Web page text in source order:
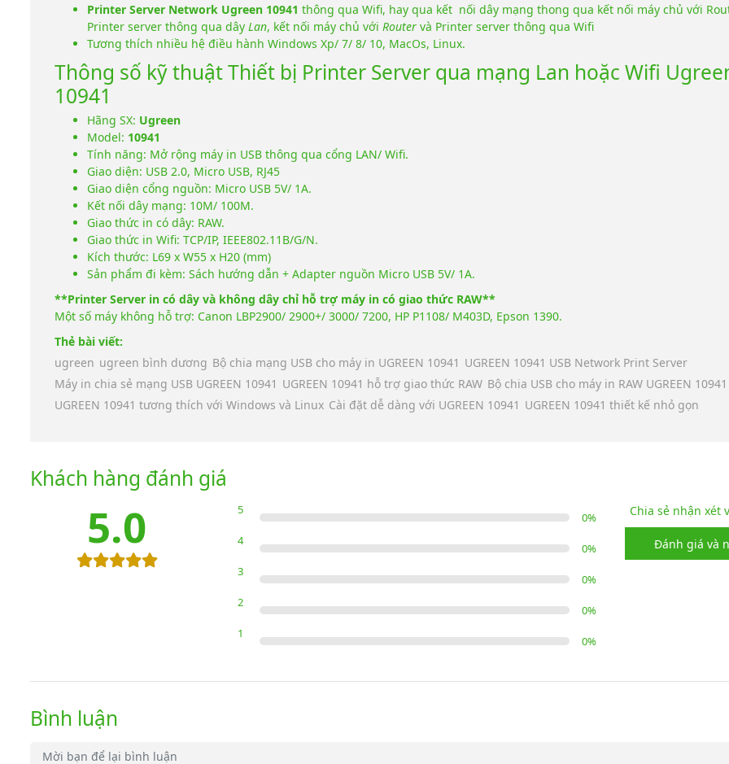
Printer Server Network Ugreen 10941 thông qua Wifi, hay qua kết nối dây mạng thong qua kết nối máy chủ với
Printer server thông qua dây Lan, kết nối máy chủ với Router và Printer server thông qua Wifi
Tương thích nhiều hệ điều hành Windows Xp/ 7/ 8/ 10, MacOs, Linux.
Thông số kỹ thuật Thiết bị Printer Server qua mạng Lan hoặc Wifi
10941
Hãng SX: Ugreen
Model: 10941
Tính năng: Mở rộng máy in USB thông qua cổng LAN/ Wifi.
Giao diện: USB 2.0, Micro USB, RJ45
Giao diện cổng nguồn: Micro USB 5V/ 1A.
Kết nối dây mạng: 10M/ 100M.
Giao thức in có dây: RAW.
Giao thức in Wifi: TCP/IP, IEEE802.11B/G/N.
Kích thước: L69 x W55 x H20 (mm)
Sản phẩm đi kèm: Sách hướng dẫn + Adapter nguồn Micro USB 5V/ 1A.
**Printer Server in có dây và không dây chỉ hỗ trợ máy in có giao thức RAW**
Một số máy không hỗ trợ: Canon LBP2900/ 2900+/ 3000/ 7200, HP P1108/ M403D, Epson 1390.
Thẻ bài viết:
ugreen ugreen bình dương Bộ chia mạng USB cho máy in UGREEN 10941 UGREEN 10941 USB Network Print Server
Máy in chia sẻ mạng USB UGREEN 10941 UGREEN 10941 hỗ trợ giao thức RAW Bộ chia USB cho máy in RAW UGREEN 10941
UGREEN 10941 tương thích với Windows và Linux Cài đặt dễ dàng với UGREEN 10941 UGREEN 10941 thiết kế nhỏ gọn​
Khách hàng đánh giá
5.0 5
0%
4
0%
3
0%
2
0%
1
0%
Chia sẻ nhận xét
Đánh giá và
Bình luận